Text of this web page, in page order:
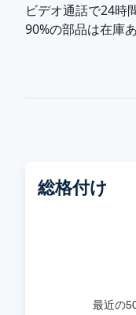
ビデオ通話で24時
90%の部品は在庫
総格付け
最近の